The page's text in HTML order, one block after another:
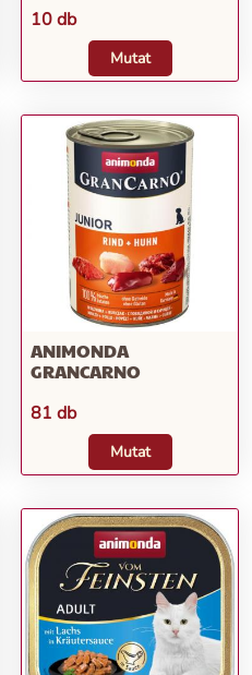
10 db
Mutat
ANIMONDA
GRANCARNO
81 db
Mutat